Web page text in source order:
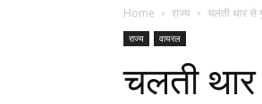
Hindi
Samachar
Live
|
The
Home राज्य चलती थार से
राज्य वायरल
चलती